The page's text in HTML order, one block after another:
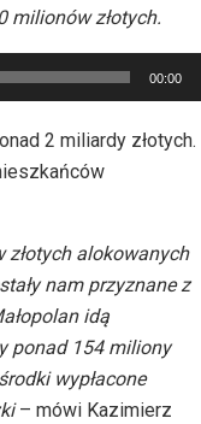
milionów złotych.
00:00
2 miliardy złotych.
alokowanych
nam przyznane z
idą
ponad 154 miliony
wypłacone
– mówi Kazimierz